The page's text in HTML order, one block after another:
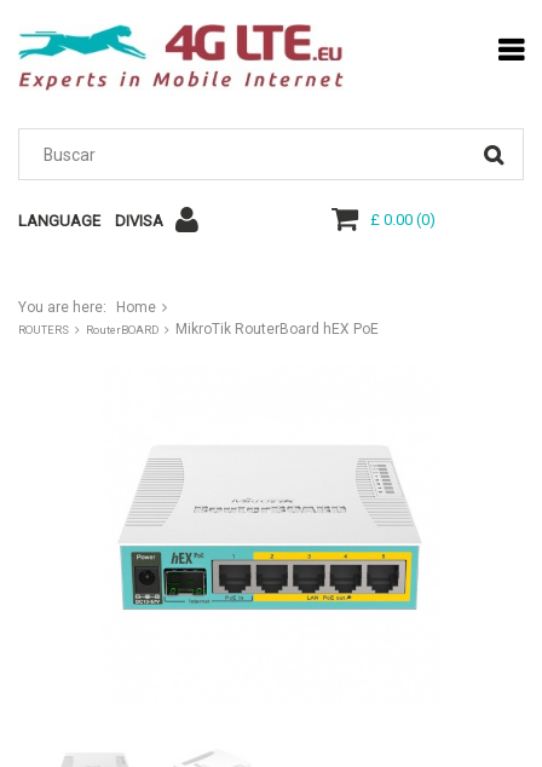
LANGUAGE DIVISA £ 0.00(0)
You are here: Home
ROUTERS RouterBOARD MikroTik RouterBoard hEX PoE